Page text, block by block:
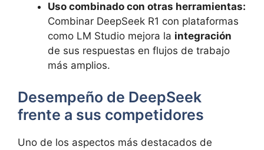
Uso combinado con otras herramientas:
Combinar DeepSeek R1 con plataformas
como LM Studio mejora la integración
de sus respuestas en flujos de trabajo
más amplios.
Desempeño de DeepSeek
frente a sus competidores
Uno de los aspectos más destacados de